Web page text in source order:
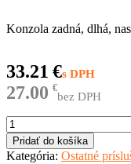
€
33.21
€
27.00 bez DPH
Konzola zadná, dlhá,
množstvo
KT203/R
Pridať do košíka
Kategória: Ostatné